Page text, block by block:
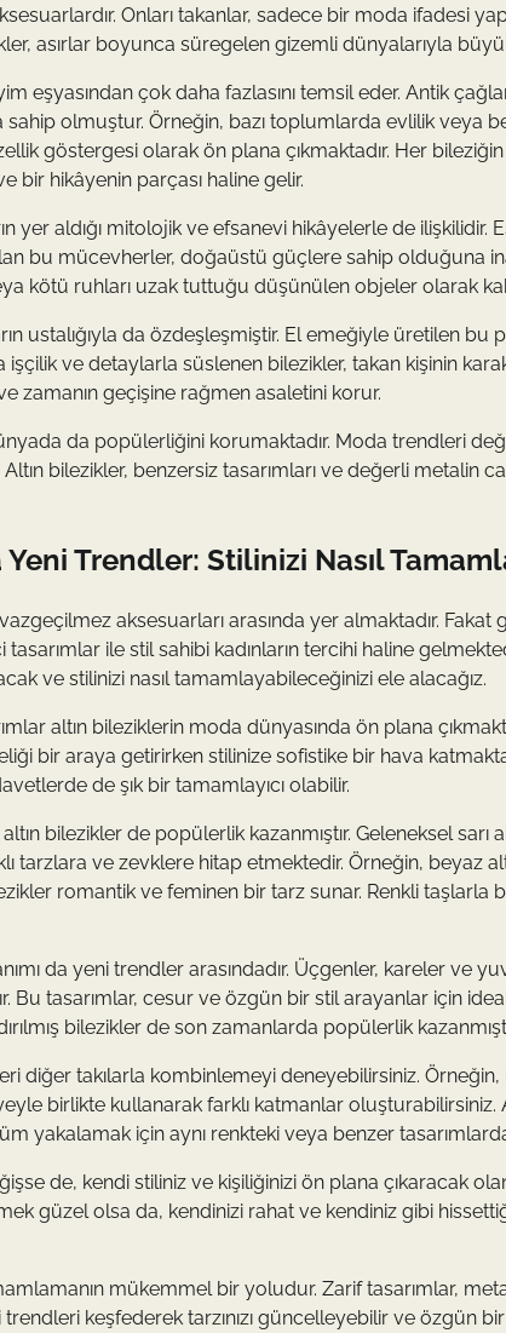
Onları takanlar, sadece bir moda ifadesi
asırlar boyunca süregelen gizemli dünyalarıyla
eşyasından çok daha fazlasını temsil eder. Antik
olmuştur. Örneğin, bazı toplumlarda evlilik veya
göstergesi olarak ön plana çıkmaktadır. Her
bir hikâyenin parçası haline gelir.
yer aldığı mitolojik ve efsanevi hikâyelerle de ilişkilidir.
bu mücevherler, doğaüstü güçlere sahip olduğuna
kötü ruhları uzak tuttuğu düşünülen objeler olarak
ustalığıyla da özdeşleşmiştir. El emeğiyle üretilen bu
işçilik ve detaylarla süslenen bilezikler, takan kişinin
zamanın geçişine rağmen asaletini korur.
da popülerliğini korumaktadır. Moda trendleri
bilezikler, benzersiz tasarımları ve değerli metalin
Yeni Trendler: Stilinizi Nasıl
vazgeçilmez aksesuarları arasında yer almaktadır.
ile stil sahibi kadınların tercihi haline
ve stilinizi nasıl tamamlayabileceğinizi ele alacağız.
altın bileziklerin moda dünyasında ön plana
bir araya getirirken stilinize sofistike bir hava
de şık bir tamamlayıcı olabilir.
bilezikler de popülerlik kazanmıştır. Geleneksel sarı
tarzlara ve zevklere hitap etmektedir. Örneğin, beyaz
romantik ve feminen bir tarz sunar. Renkli taşlarla
da yeni trendler arasındadır. Üçgenler, kareler ve
Bu tasarımlar, cesur ve özgün bir stil arayanlar için
bilezikler de son zamanlarda popülerlik
diğer takılarla kombinlemeyi deneyebilirsiniz.
birlikte kullanarak farklı katmanlar oluşturabilirsiniz.
yakalamak için aynı renkteki veya benzer
de, kendi stiliniz ve kişiliğinizi ön plana çıkaracak
güzel olsa da, kendinizi rahat ve kendiniz gibi
mükemmel bir yoludur. Zarif tasarımlar,
keşfederek tarzınızı güncelleyebilir ve özgün